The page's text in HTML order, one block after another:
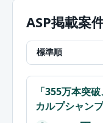
ASP掲載案
「355万本突
カルプシャンプ